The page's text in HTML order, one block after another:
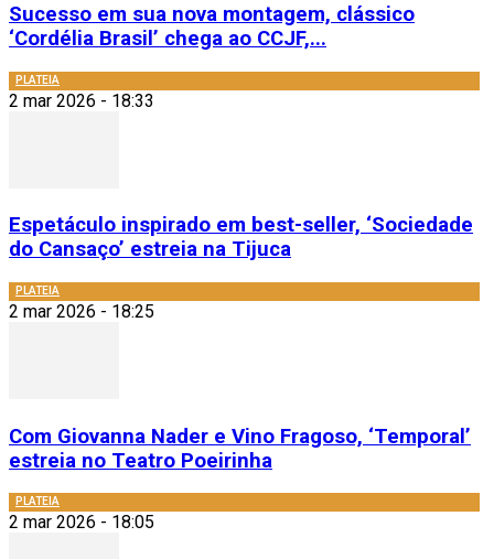
Sucesso em sua nova montagem, clássico
‘Cordélia Brasil’ chega ao CCJF,...
PLATEIA
2 mar 2026 - 18:33
Espetáculo inspirado em best-seller, ‘Sociedade
do Cansaço’ estreia na Tijuca
PLATEIA
2 mar 2026 - 18:25
Com Giovanna Nader e Vino Fragoso, ‘Temporal’
estreia no Teatro Poeirinha
PLATEIA
2 mar 2026 - 18:05